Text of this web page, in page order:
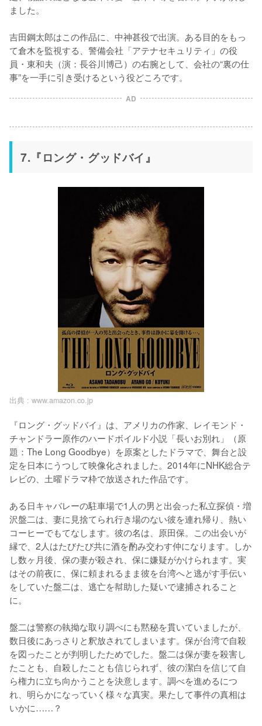
ました。
吉田鋼太郎はこの作品に、中神甚役で出演。ある目的をもっ
て倉木を監視する、警備会社「アテナセキュリティ」の役
員・東和夫（演：長谷川博己）の右腕として、会社の“裏の仕
事”を一手に引き受けるという役どころです。
AD
7.『ロング・グッドバイ』
出典 : www.amazon.co.jp
『ロング・グッドバイ』は、アメリカの作家、レイモンド・
チャンドラー原作のハードボイルド小説「長いお別れ」（原
題：The Long Goodbye）を原案としたドラマで、舞台と設
定を日本にうつして映像化されました。2014年にNHK総合テ
レビの、土曜ドラマ枠で放送された作品です。
ある日キャバレーの駐車場で1人の男と出会った私立探偵・増
沢盤二は、妻に見捨てられ行き場のない彼を連れ帰り、熱い
コーヒーでもてなします。彼の名は、原田保。この出会いが
縁で、2人はたびたび共に酒を酌み交わす仲になります。しか
し数ヶ月後、保の妻が殺され、保に嫌疑がかけられます。実
はその前夜に、保に頼まれるまま彼を台湾へと逃がす手伝い
をしていた盤二は、逃亡を幇助した疑いで逮捕されること
に。
盤二は警察の執拗な取り調べにも黙秘を貫いていましたが、
数日後にあっさりと釈放されてしまいます。保が台湾で自殺
を図ったことが判明したためでした。盤二は保が妻を殺害し
たことも、自殺したことも信じられず、彼の潔白を信じて自
ら権力に立ち向かうことを決意します。調べを進めるにつ
れ、明らかになっていく様々な真実。果たして事件の真相は
いかに……？